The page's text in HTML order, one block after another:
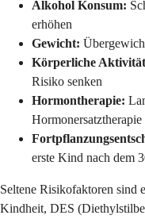
Alkohol Konsum:
erhöhen
Gewicht:
Körperliche
Risiko senken
Hormontherapie:
Hormonersatztherapie
erste Kind nach dem
Seltene Risikofaktoren sind
Kindheit, DES